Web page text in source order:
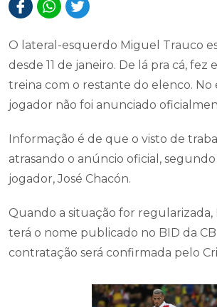
O lateral-esquerdo Miguel Trauco
desde 11 de janeiro. De lá pra cá, fez
treina com o restante do elenco. No
jogador não foi anunciado
Informação é de que o visto de
atrasando o anúncio oficial,
jogador, José Chacón.
Quando a situação for
terá o nome publicado no BID da
contratação será confirmada pelo